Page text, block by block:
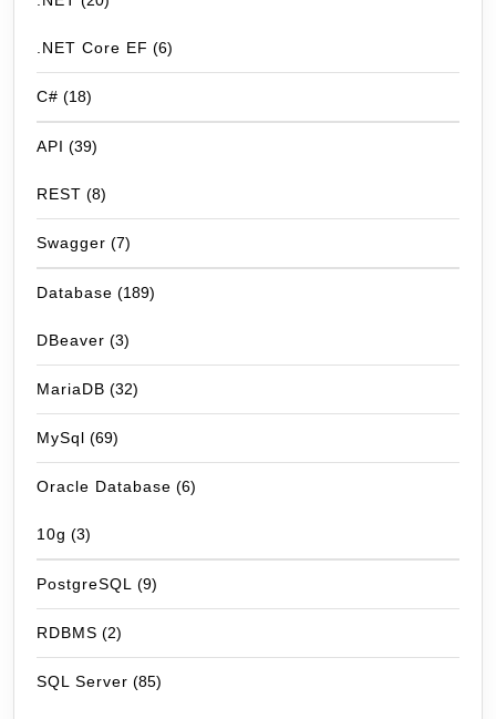
.NET Core EF (6)
C# (18)
API (39)
REST (8)
Swagger (7)
Database (189)
DBeaver (3)
MariaDB (32)
MySql (69)
Oracle Database (6)
10g (3)
PostgreSQL (9)
RDBMS (2)
SQL Server (85)